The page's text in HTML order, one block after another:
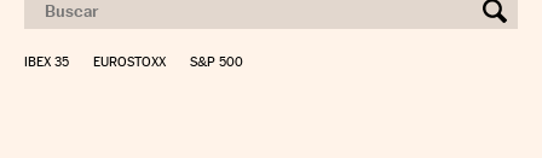
IBEX 35 EUROSTOXX S&P 500